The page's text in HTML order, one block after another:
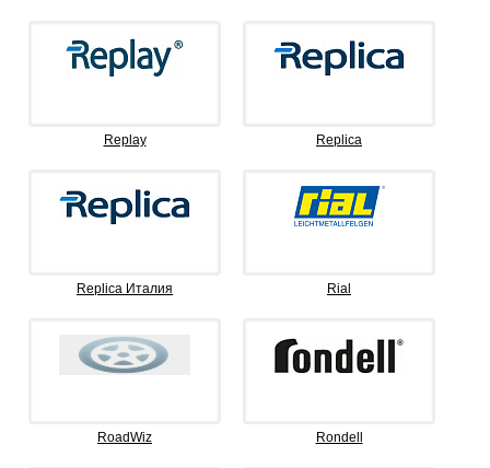
Replay Replica
Replica Италия Rial
RoadWiz Rondell